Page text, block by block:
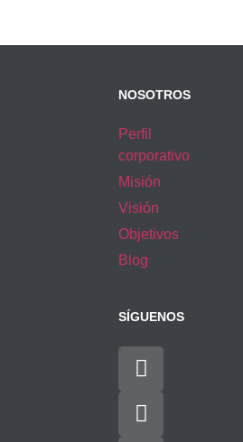
NOSOTROS
Perfil
corporativo
Misión
Visión
Objetivos
Blog
SÍGUENOS